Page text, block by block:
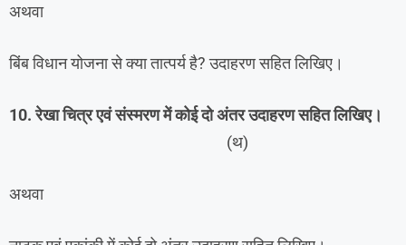
अथवा
बिंब विधान योजना से क्या तात्पर्य है? उदाहरण सहित लिखिए।
10. रेखा चित्र एवं संस्मरण में कोई दो अंतर उदाहरण सहित लिखिए।
(थ)
अथवा